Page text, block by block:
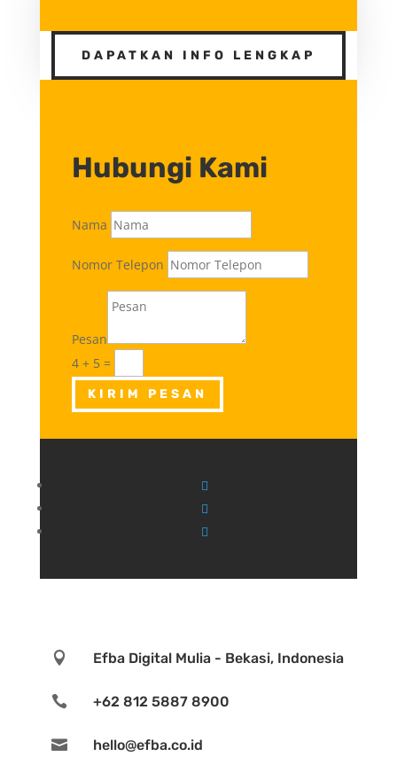
DAPATKAN INFO LENGKAP
Hubungi Kami
Nama
Nomor Telepon
Pesan
4 + 5=
KIRIM PESAN
 Efba Digital Mulia - Bekasi, Indonesia
 +62 812 5887 8900
 hello@efba.co.id